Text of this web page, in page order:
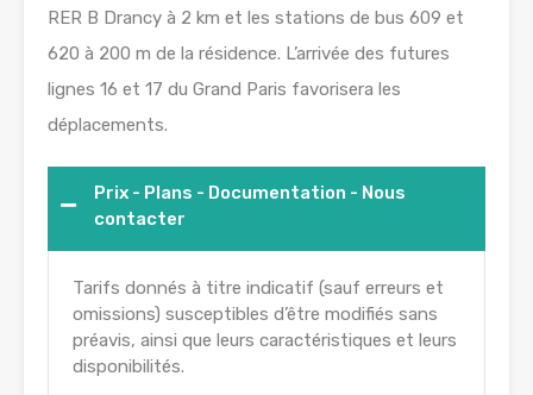
RER B Drancy à 2 km et les stations de bus 609 et
620 à 200 m de la résidence. L’arrivée des futures
lignes 16 et 17 du Grand Paris favorisera les
déplacements.
Prix - Plans - Documentation - Nous
contacter
Tarifs donnés à titre indicatif (sauf erreurs et
omissions) susceptibles d’être modifiés sans
préavis, ainsi que leurs caractéristiques et leurs
disponibilités.